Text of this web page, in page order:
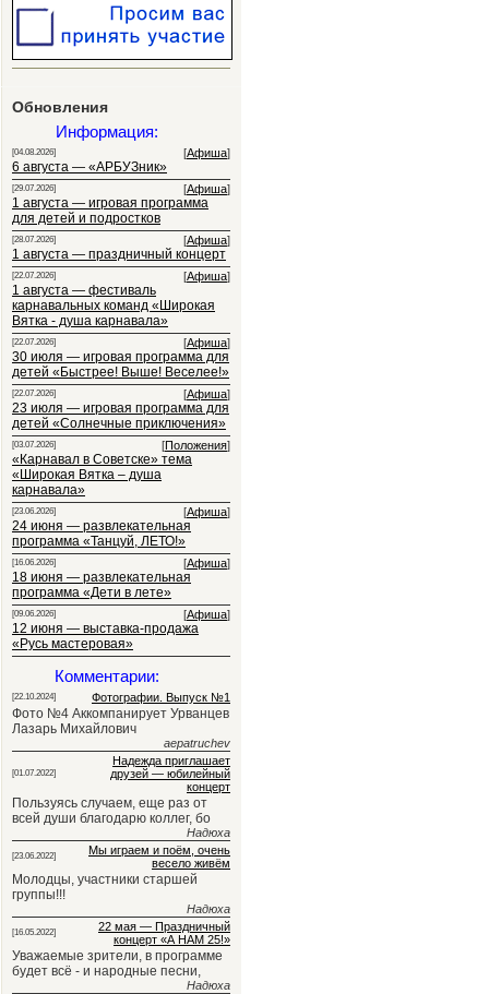
Обновления
Информация:
[04.08.2026] [Афиша]
6 августа — «АРБУЗник»
[29.07.2026] [Афиша]
1 августа — игровая программа
для детей и подростков
[28.07.2026] [Афиша]
1 августа — праздничный концерт
[22.07.2026] [Афиша]
1 августа — фестиваль
карнавальных команд «Широкая
Вятка - душа карнавала»
[22.07.2026] [Афиша]
30 июля — игровая программа для
детей «Быстрее! Выше! Веселее!»
[22.07.2026] [Афиша]
23 июля — игровая программа для
детей «Солнечные приключения»
[03.07.2026] [Положения]
«Карнавал в Советске» тема
«Широкая Вятка – душа
карнавала»
[23.06.2026] [Афиша]
24 июня — развлекательная
программа «Танцуй, ЛЕТО!»
[16.06.2026] [Афиша]
18 июня — развлекательная
программа «Дети в лете»
[09.06.2026] [Афиша]
12 июня — выставка-продажа
«Русь мастеровая»
Комментарии:
[22.10.2024] Фотографии. Выпуск №1
Фото №4 Аккомпанирует Урванцев
Лазарь Михайлович
aepatruchev
[01.07.2022]
Надежда приглашает
друзей — юбилейный
концерт
Пользуясь случаем, еще раз от
всей души благодарю коллег, бо
Надюха
[23.06.2022]
Мы играем и поём, очень
весело живём
Молодцы, участники старшей
группы!!!
Надюха
[16.05.2022]
22 мая — Праздничный
концерт «А НАМ 25!»
Уважаемые зрители, в программе
будет всё - и народные песни,
Надюха